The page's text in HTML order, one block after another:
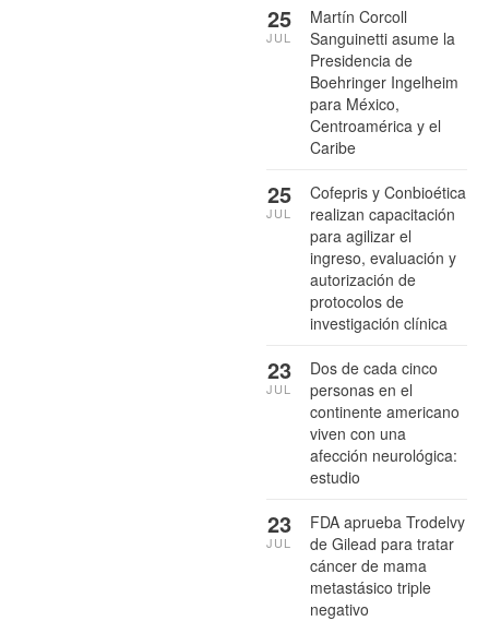
Martín Corcoll
Sanguinetti asume la
Presidencia de
Boehringer Ingelheim
para México,
Centroamérica y el
Caribe
25
JUL
Cofepris y Conbioética
realizan capacitación
para agilizar el
ingreso, evaluación y
autorización de
protocolos de
investigación clínica
25
JUL
Dos de cada cinco
personas en el
continente americano
viven con una
afección neurológica:
estudio
23
JUL
FDA aprueba Trodelvy
de Gilead para tratar
cáncer de mama
metastásico triple
negativo
23
JUL